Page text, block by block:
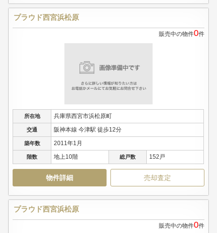
プラウド西宮浜松原
販売中の物件0件
所在地 兵庫県西宮市浜松原町
交通 阪神本線 今津駅 徒歩12分
築年数 2011年1月
階数 地上10階 総戸数 152戸
物件詳細 売却査定
プラウド西宮浜松原
販売中の物件0件